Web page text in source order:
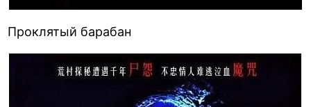
Проклятый барабан